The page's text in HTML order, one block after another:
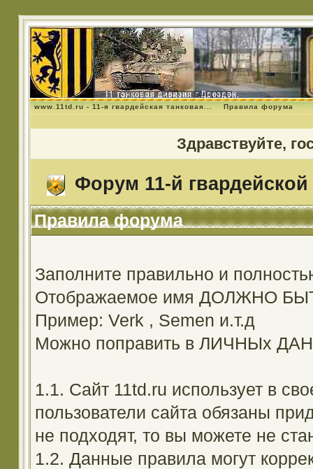
www.11td.ru - 11-я гвардейская танковая... Правила форума
Здравствуйте,
Форум 11-й гвардейской
Правила форума
Заполните правильно и
Отображаемое имя ДОЛЖНО
Пример: Verk , Semen и.т.д
Можно поправить в ЛИЧНЫх
1.1. Сайт 11td.ru использует в
пользователи сайта обязаны
не подходят, то вы можете не
1.2. Данные правила могут